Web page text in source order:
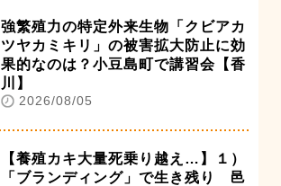
強繁殖力の特定外来生物「クビアカ
ツヤカミキリ」の被害拡大防止に効
果的なのは？小豆島町で講習会【香
川】
2026/08/05
【養殖カキ大量死乗り越え…】１）
「ブランディング」で生き残り 邑